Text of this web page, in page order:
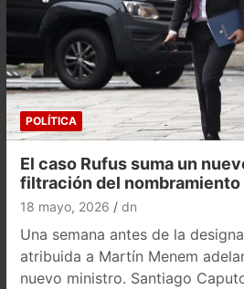
POLÍTICA
El caso Rufus suma un
filtración del nombramiento
18 mayo, 2026 dn
Una semana antes de la
atribuida a Martín Menem
nuevo ministro. Santiago